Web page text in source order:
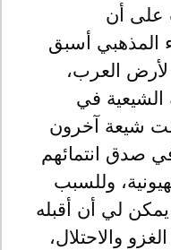
على أن
المذهبي أسبق
العرب،
في
شيعة آخرون
صدق انتمائهم
وللسبب
لي أن أقبله
والاحتلال،